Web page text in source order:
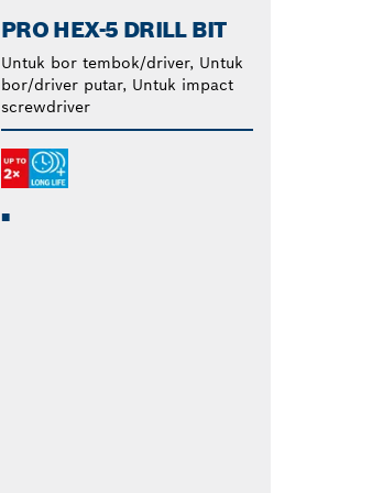
PRO HEX-5 DRILL BIT
Untuk bor tembok/driver, Untuk
bor/driver putar, Untuk impact
screwdriver